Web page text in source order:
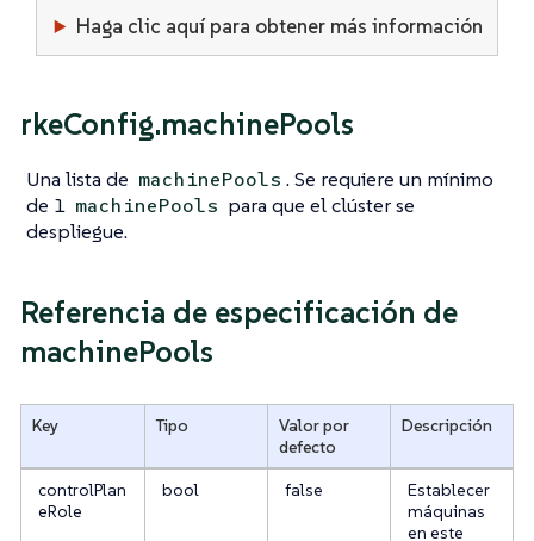
Haga clic aquí para obtener más información
rkeConfig.machinePools
Una lista de machinePools . Se requiere un mínimo
de 1 machinePools para que el clúster se
despliegue.
Referencia de especificación de
machinePools
Key Tipo
Valor por
defecto
Descripción
controlPlan
eRole
bool false
Establecer
máquinas
en este